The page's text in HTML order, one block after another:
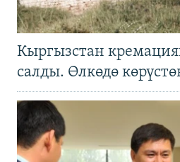
Кыргызстан
салды. Өлкөдө